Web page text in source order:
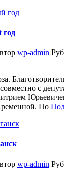
wp-admin
с
По
wp-admin